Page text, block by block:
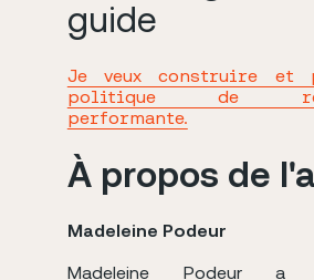
guide
Je veux construire et
politique de
performante.
À propos de
Madeleine Podeur
Madeleine Podeur a